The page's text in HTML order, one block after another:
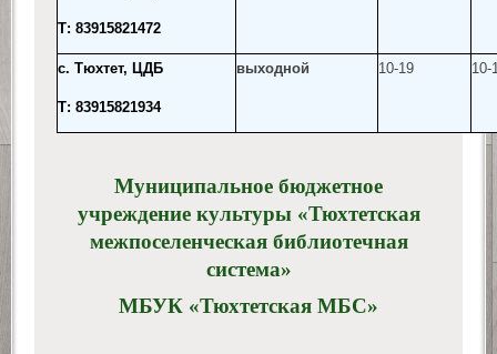
Т: 83915821472
с. Тюхтет, ЦДБ
Т: 83915821934
выходной 10-19 10-
Муниципальное бюджетное
учреждение культуры «Тюхтетская
межпоселенческая библиотечная
система»
МБУК «Тюхтетская МБС»